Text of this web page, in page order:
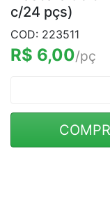
c/24 pçs)
COD: 223511
R$ 6,00/pç